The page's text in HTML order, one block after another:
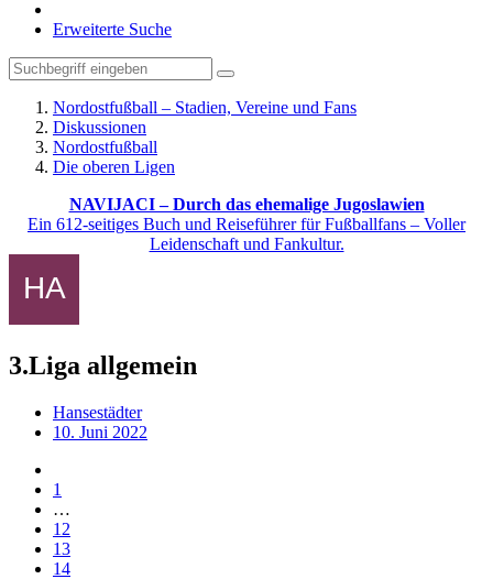
Erweiterte Suche
Nordostfußball – Stadien, Vereine und Fans
Diskussionen
Nordostfußball
Die oberen Ligen
NAVIJACI – Durch das ehemalige Jugoslawien
Ein 612-seitiges Buch und Reiseführer für Fußballfans – Voller
Leidenschaft und Fankultur.
3.Liga allgemein
Hansestädter
10. Juni 2022
1
…
12
13
14